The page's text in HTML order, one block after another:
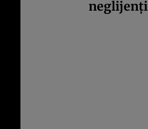
neglijenți